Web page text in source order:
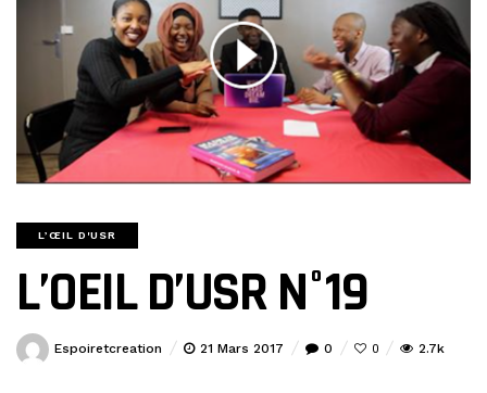
L’ŒIL D'USR
L’OEIL D’USR N°19
Espoiretcreation 21 Mars 2017 0 0 2.7k